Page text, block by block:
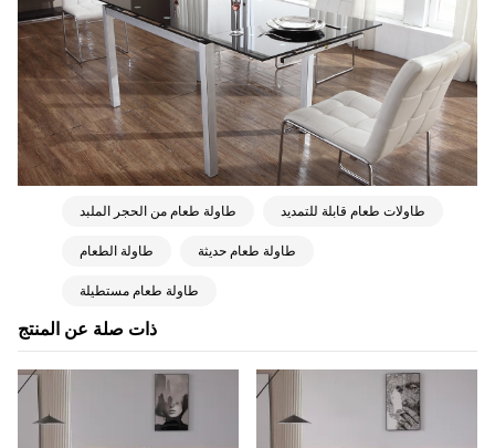
ذات صلة عن المنتج
طاولة طعام من الحجر الملبد طاولات طعام قابلة للتمديد
طاولة الطعام طاولة طعام حديثة
طاولة طعام مستطيلة